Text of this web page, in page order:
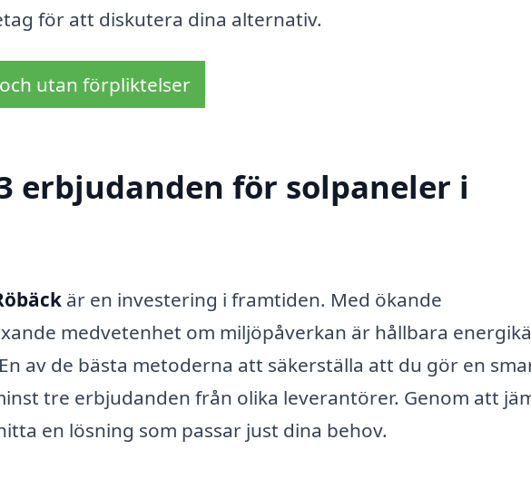
för att diskutera dina alternativ.
utan förpliktelser
erbjudanden för solpaneler i
är en investering i framtiden. Med ökande
medvetenhet om miljöpåverkan är hållbara
av de bästa metoderna att säkerställa att du gör en
tre erbjudanden från olika leverantörer. Genom att
en lösning som passar just dina behov.